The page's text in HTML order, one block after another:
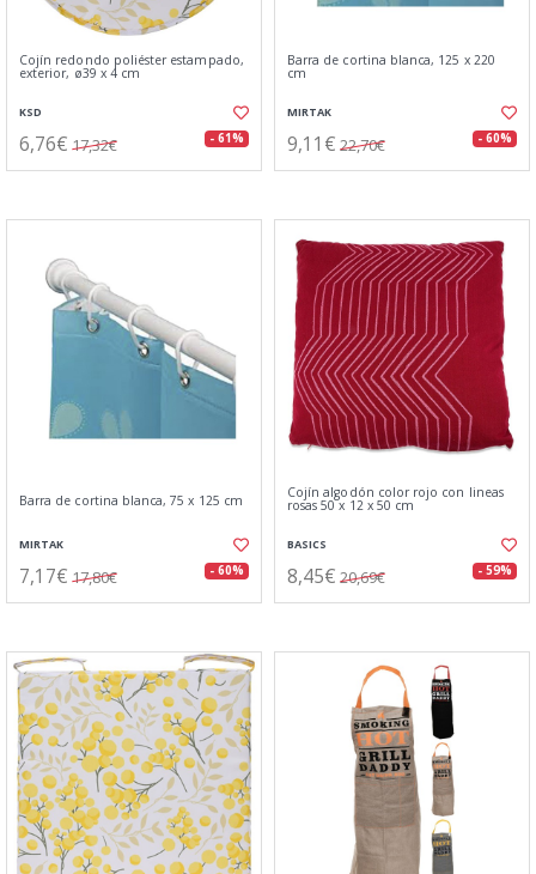
Cojín redondo poliéster estampado,
exterior, ø39 x 4 cm
KSD
6,76€ 17,32€ - 61%
Barra de cortina blanca, 125 x 220
cm
MIRTAK
9,11€ 22,70€ - 60%
Barra de cortina blanca, 75 x 125 cm
MIRTAK
7,17€ 17,80€ - 60%
Cojín algodón color rojo con lineas
rosas 50 x 12 x 50 cm
BASICS
8,45€ 20,69€ - 59%